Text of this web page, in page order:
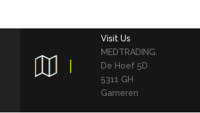
Visit Us
MEDTRADING.
De Hoef 5D
5311 GH
Gameren